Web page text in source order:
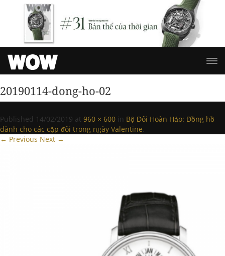
20190114-dong-ho-02
Published 14/02/2019 at 960 × 600 in Bộ Đôi Hoàn Hảo: Đồng hồ
dành cho các cặp đôi trong ngày Valentine.
← Previous Next →